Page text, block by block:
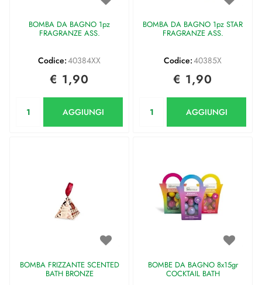
BOMBA DA BAGNO 1pz
FRAGRANZE ASS.
Codice:40384XX
€ 1,90
AGGIUNGI
BOMBA DA BAGNO 1pz STAR
FRAGRANZE ASS.
Codice:40385X
€ 1,90
AGGIUNGI
BOMBA FRIZZANTE SCENTED
BATH BRONZE
BOMBE DA BAGNO 8x15gr
COCKTAIL BATH